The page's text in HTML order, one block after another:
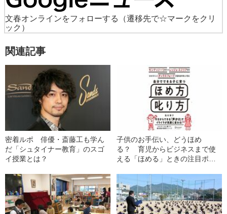
文春オンラインをフォローする
（遷移先で☆マークをクリ
ック）
関連記事
密着ルポ 俳優・斎藤工も学ん
だ「シュタイナー教育」のスゴ
イ授業とは？
子供のお手伝い、どうほめ
る？ 育児からビジネスまで使
える「ほめる」ときの注目ポイ